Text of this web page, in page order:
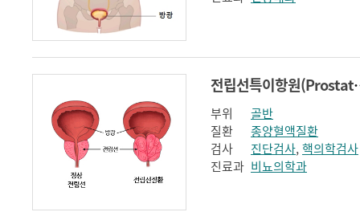
전립선특
부위
골반
질환
종양혈액질환
검사
진단검사,핵의학검사
진료과 비뇨의학과